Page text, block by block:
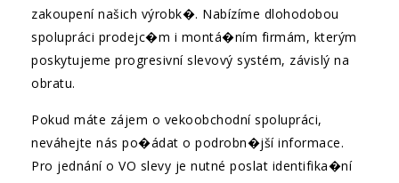
zakoupení našich výrobk�. Nabízíme dlohodobou
spolupráci prodejc�m i montá�ním firmám, kterým
poskytujeme progresivní slevový systém, závislý na
obratu.
Pokud máte zájem o vekoobchodní spolupráci,
neváhejte nás po�ádat o podrobn�jší informace.
Pro jednání o VO slevy je nutné poslat identifika�ní